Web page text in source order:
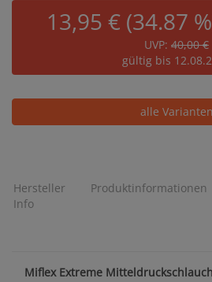
13,95 € (34.87
UVP: 40,00 €
gültig bis
alle Varianten
Hersteller
Info
Produktinformationen
Miflex Extreme